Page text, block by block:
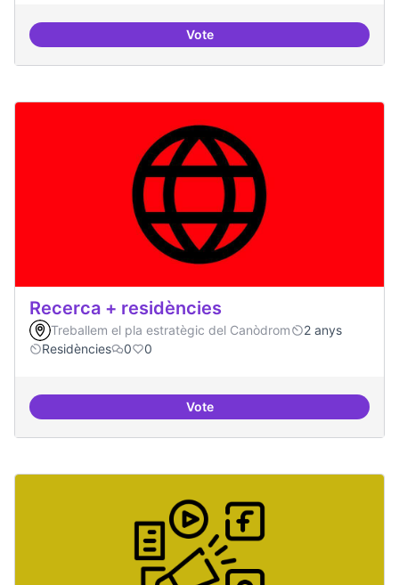
VoteRecerca + residències
Recerca + residències
Treballem el pla estratègic del Canòdrom
2 anys
Residències
0 0
VoteRecerca + residències